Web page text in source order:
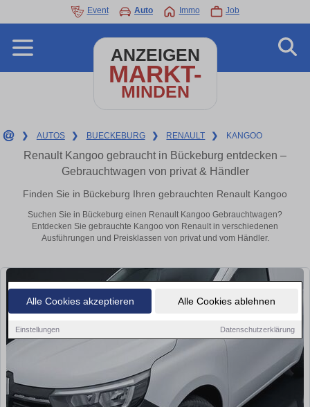
Alle Cookies akzeptieren Alle Cookies ablehnen
Einstellungen Datenschutzerklärung
Event Auto Immo Job
ANZEIGEN
MARKT-
MINDEN
❯ AUTOS ❯ BUECKEBURG ❯ RENAULT ❯ KANGOO
Renault Kangoo gebraucht in Bückeburg entdecken –
Gebrauchtwagen von privat & Händler
Finden Sie in Bückeburg Ihren gebrauchten Renault Kangoo
Suchen Sie in Bückeburg einen Renault Kangoo Gebrauchtwagen?
Entdecken Sie gebrauchte Kangoo von Renault in verschiedenen
Ausführungen und Preisklassen von privat und vom Händler.